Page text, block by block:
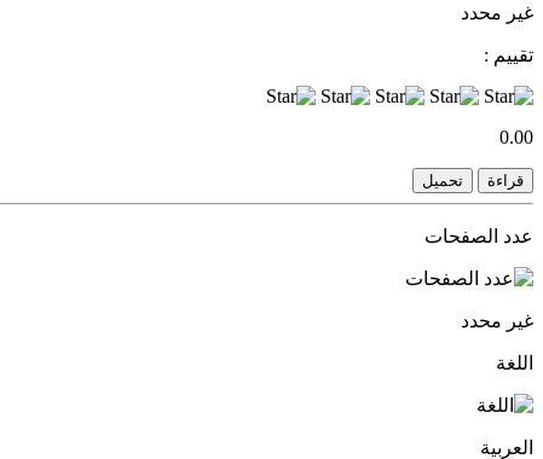
غير محدد
تقييم :
0.00
قراءة تحميل
عدد الصفحات
غير محدد
اللغة
العربية